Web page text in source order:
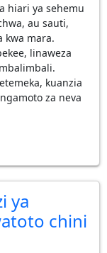
hiari ya sehemu
au sauti,
kwa mara.
linaweza
kuanzia
za neva
ya
chini